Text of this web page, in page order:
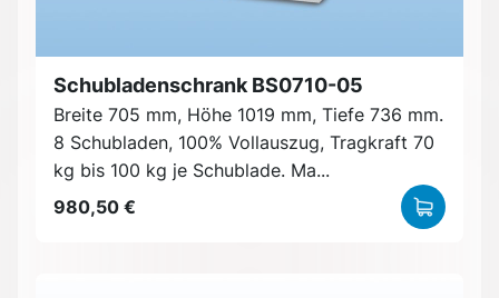
Schubladenschrank BS0710-05
Breite 705 mm, Höhe 1019 mm, Tiefe 736 mm.
8 Schubladen, 100% Vollauszug, Tragkraft 70
kg bis 100 kg je Schublade. Ma...
980,50 €